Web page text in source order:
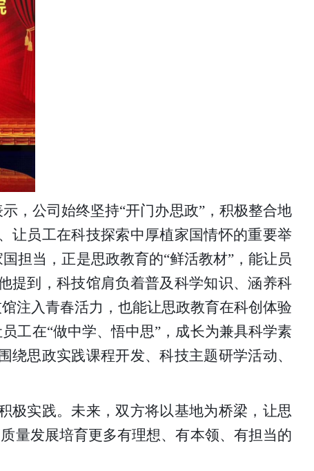
，公司始终坚持“开门办思政”， 积极整合地
让员工在科技探索中厚植家国情怀的重要举
担当，正是思政教育的“鲜活教材”，能让员
提到，科技馆肩负着普及科学知识、涵养科
注入青春活力，也能让思政教育在科创体验
工在“做中学、悟中思”，成长为兼具科学素
思政实践课程开发、科技主题研学活动、
极实践。未来，双方将以基地为桥梁，让思
量发展培育更多有理想、有本领、有担当的